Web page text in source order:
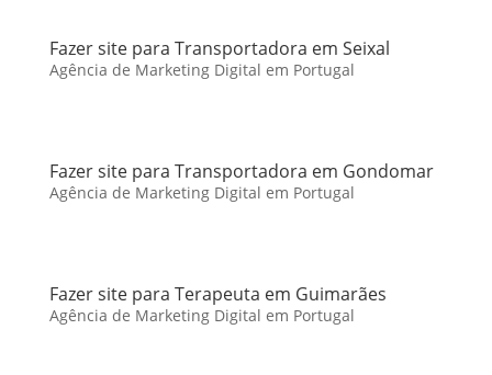
Fazer site para Transportadora em Seixal
Agência de Marketing Digital em Portugal
Fazer site para Transportadora em Gondomar
Agência de Marketing Digital em Portugal
Fazer site para Terapeuta em Guimarães
Agência de Marketing Digital em Portugal